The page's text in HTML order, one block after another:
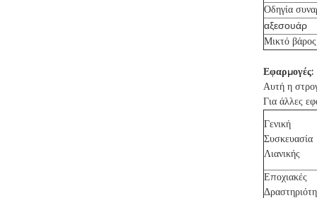
Οδηγία
αξεσουάρ
Μικτό βάρος
Εφαρμογές:
Αυτή η
Για άλλες
Γενική
Συσκευασία
Λιανικής
Εποχιακές